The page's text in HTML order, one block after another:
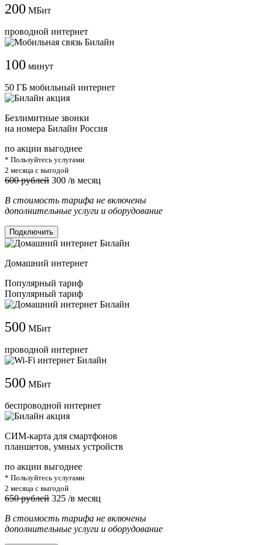
200 МБит
проводной интернет
100 минут
50 ГБ мобильный интернет
Безлимитные звонки
на номера Билайн Россия
по акции выгоднее
* Пользуйтесь услугами
2 месяца с выгодой
600 рублей 300 /в месяц
В стоимость тарифа не включены
дополнительные услуги и оборудование
Подключить
Домашний интернет
Популярный тариф
Популярный тариф
500 МБит
проводной интернет
500 МБит
беспроводной интернет
СИМ-карта для смартфонов
планшетов, умных устройств
по акции выгоднее
* Пользуйтесь услугами
2 месяца с выгодой
650 рублей 325 /в месяц
В стоимость тарифа не включены
дополнительные услуги и оборудование